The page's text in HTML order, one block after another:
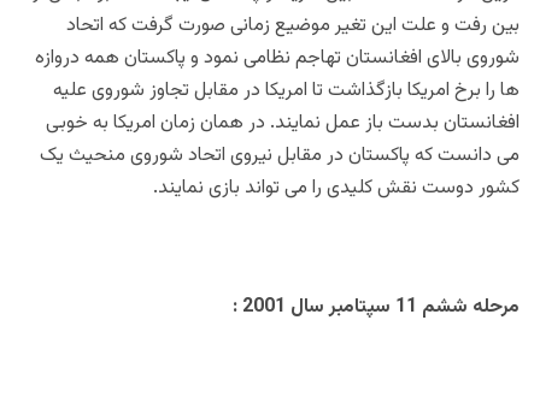
بین رفت و علت این تغیر موضیع زمانی صورت گرفت که اتحاد
شوروی بالای افغانستان تهاجم نظامی نمود و پاکستان همه دروازه
ها را برخ امریکا بازگذاشت تا امریکا در مقابل تجاوز شوروی علیه
افغانستان بدست باز عمل نمایند. در همان زمان امریکا به خوبی
می دانست که پاکستان در مقابل نیروی اتحاد شوروی منحیث یک
کشور دوست نقش کلیدی را می تواند بازی نمایند.
مرحله ششم 11 سپتامبر سال 2001 :